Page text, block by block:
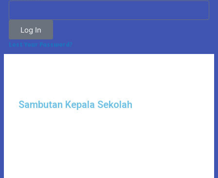
Log In
Lost Your Password?
Sambutan Kepala Sekolah